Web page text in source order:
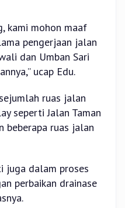
kami mohon maaf
pengerjaan jalan
dan Umban Sari
ucap Edu.
ruas jalan
seperti Jalan Taman
beberapa ruas jalan
juga dalam proses
perbaikan drainase